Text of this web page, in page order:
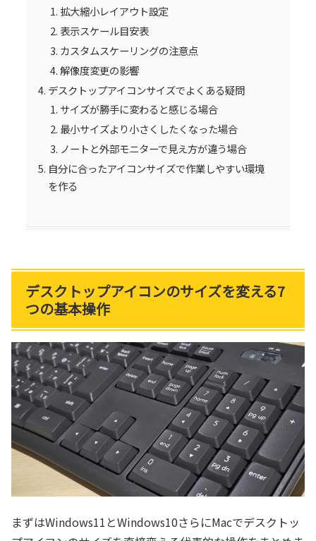
拡大縮小レイアウト設定
表示スケール目安表
カスタムスケーリングの注意点
解像度変更の影響
デスクトップアイコンサイズでよくある疑問
サイズが勝手に変わると感じる場合
最小サイズより小さくしたくなった場合
ノートと外部モニターで見え方が違う場合
自分に合ったアイコンサイズで作業しやすい環境
を作る
デスクトップアイコンのサイズを変える7
つの基本操作
まずはWindows11とWindows10さらにMacでデスクトッ